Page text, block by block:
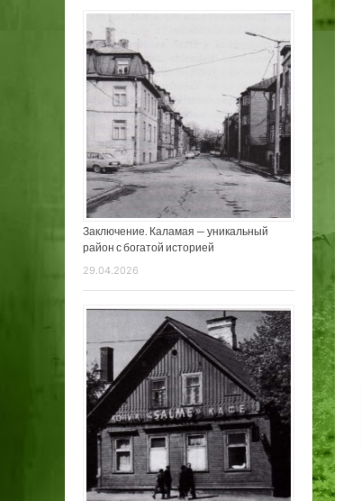
Заключение. Каламая — уникальный
район с богатой историей
29.04.2026